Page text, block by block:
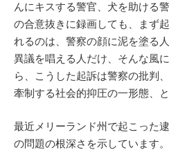
んにキスする警官、犬を助ける
の合意抜きに録画しても、まず
れるのは、警察の顔に泥を塗る
異議を唱える人だけ、そんな風
ら、こうした起訴は警察の批判
牽制する社会的抑圧の一形態、
最近メリーランド州で起こった
の問題の根深さを示しています。